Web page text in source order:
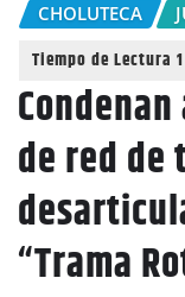
CHOLUTECA
de red de
“Trama